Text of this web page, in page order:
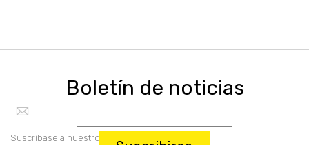
Boletín de noticias
Suscríbase a nuestro boletín: